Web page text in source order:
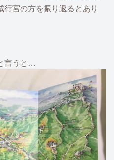
宮の方を振り返るとあり
言うと…